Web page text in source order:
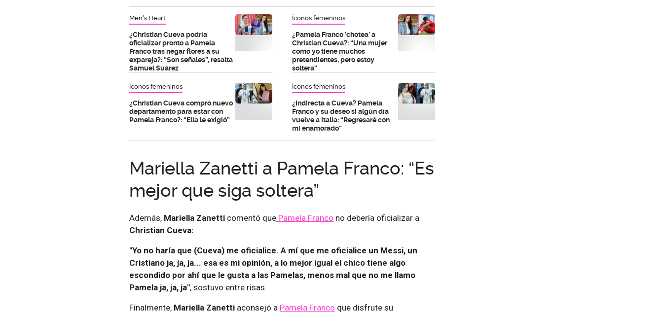
Men's Heart
¿Christian Cueva podría
oficializar pronto a Pamela
Franco tras negar flores a su
expareja?: “Son señales”, resalta
Samuel Suárez
Íconos femeninos
¿Pamela Franco 'chotea' a
Christian Cueva?: “Una mujer
como yo tiene muchos
pretendientes, pero estoy
soltera”
Íconos femeninos
¿Christian Cueva compró nuevo
departamento para estar con
Pamela Franco?: “Ella le exigió”
Íconos femeninos
¿Indirecta a Cueva? Pamela
Franco y su deseo si algún día
vuelve a Italia: “Regresaré con
mi enamorado”
Mariella Zanetti a Pamela Franco: “Es
mejor que siga soltera”
Además, Mariella Zanetti comentó que Pamela Franco no debería oficializar a
Christian Cueva:
"Yo no haría que (Cueva) me oficialice. A mí que me oficialice un Messi, un
Cristiano ja, ja, ja... esa es mi opinión, a lo mejor igual el chico tiene algo
escondido por ahí que le gusta a las Pamelas, menos mal que no me llamo
Pamela ja, ja, ja", sostuvo entre risas.
Finalmente, Mariella Zanetti aconsejó a Pamela Franco que disfrute su